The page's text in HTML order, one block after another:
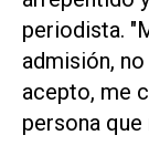
periodista.
admisión,
acepto, me
persona que